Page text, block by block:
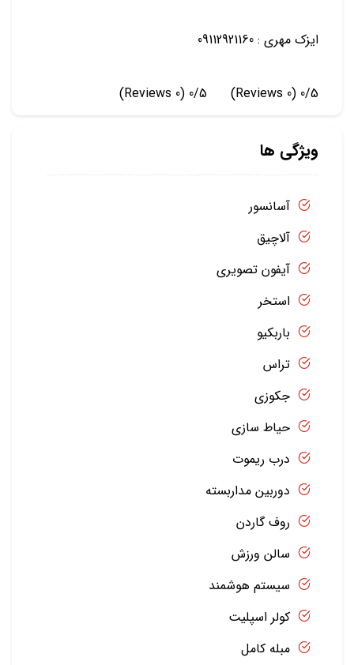
ایزک مهری : 09112921160
0/5
(0 Reviews)
0/5
(0 Reviews)
ویژگی ها
آسانسور
آلاچیق
آیفون تصویری
استخر
باربکیو
تراس
جکوزی
حیاط سازی
درب ریموت
دوربین مداربسته
روف گاردن
سالن ورزش
سیستم هوشمند
کولر اسپلیت
مبله کامل